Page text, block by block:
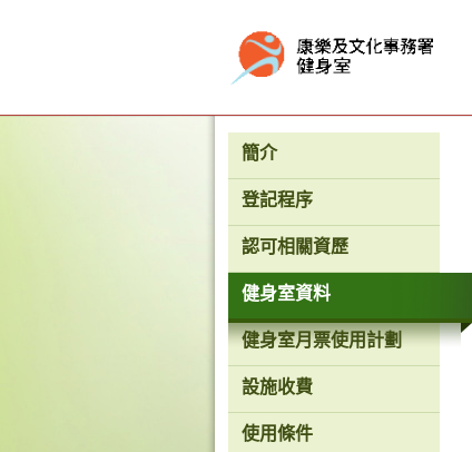
按“Tab”進入菜單
簡介
登記程序
認可相關資歷
健身室資料
健身室月票使用計劃
設施收費
使用條件